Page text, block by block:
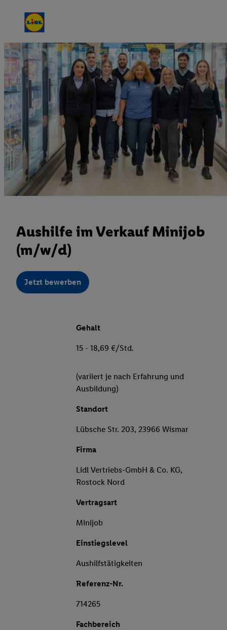
Aushilfe im Verkauf Minijob
(m/w/d)
Jetzt bewerben
Gehalt
15 - 18,69 €/Std.
(variiert je nach Erfahrung und
Ausbildung)
Standort
Lübsche Str. 203, 23966 Wismar
Firma
Lidl Vertriebs-GmbH & Co. KG,
Rostock Nord
Vertragsart
Minijob
Einstiegslevel
Aushilfstätigkeiten
Referenz-Nr.
714265
Fachbereich